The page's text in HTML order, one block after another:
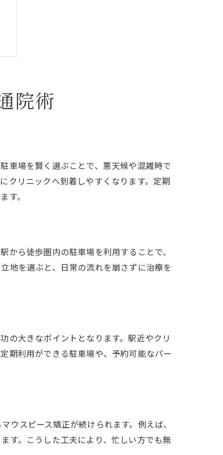
院術
車場を賢く選ぶことで、悪天候や混雑時で
クリニックへ到着しやすくなります。定期
す。
ら徒歩圏内の駐車場を利用することで、
地を選ぶと、日常の流れを崩さずに治療を
の大きなポイントとなります。駅近やクリ
期利用ができる駐車場や、予約可能なパー
スピース矯正が続けられます。例えば、
す。こうした工夫により、忙しい方でも無